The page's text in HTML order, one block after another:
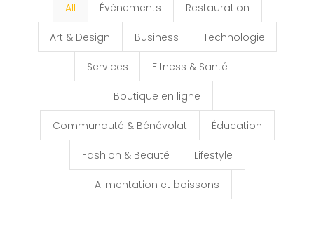
All Évènements Restauration
Art & Design Business Technologie
Services Fitness & Santé
Boutique en ligne
Communauté & Bénévolat Éducation
Fashion & Beauté Lifestyle
Alimentation et boissons